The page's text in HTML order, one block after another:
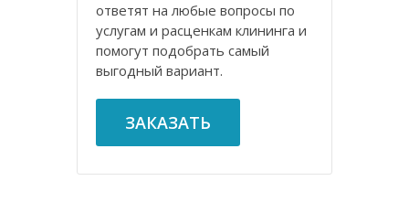
ответят на любые вопросы по
услугам и расценкам клининга и
помогут подобрать самый
выгодный вариант.
ЗАКАЗАТЬ